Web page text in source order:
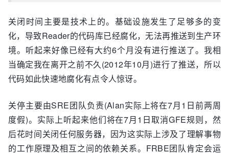
关闭时间主要是技术上的。基础设施发生了足够多的变
化，导致Reader的代码库已经腐化，无法再推送到生产环
境。听起来好像已经有大约6个月没有进行推送了。我相
当确定我在离开之前不久(2012年10月)进行了推送，所以
代码如此快速地腐化有点令人惊讶。
关停主要由SRE团队负责(Alan实际上将在7月1日前两周
度假)。实际上听起来他们将在7月1日取消GFE规则，然
后花时间关闭任何服务器，因为这实际上涉及了理解事物
的工作原理及相互之间的依赖关系。FRBE团队肯定会运